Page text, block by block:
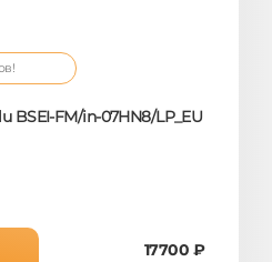
BSEI-FM/in-07HN8/LP_EU
17700 ₽